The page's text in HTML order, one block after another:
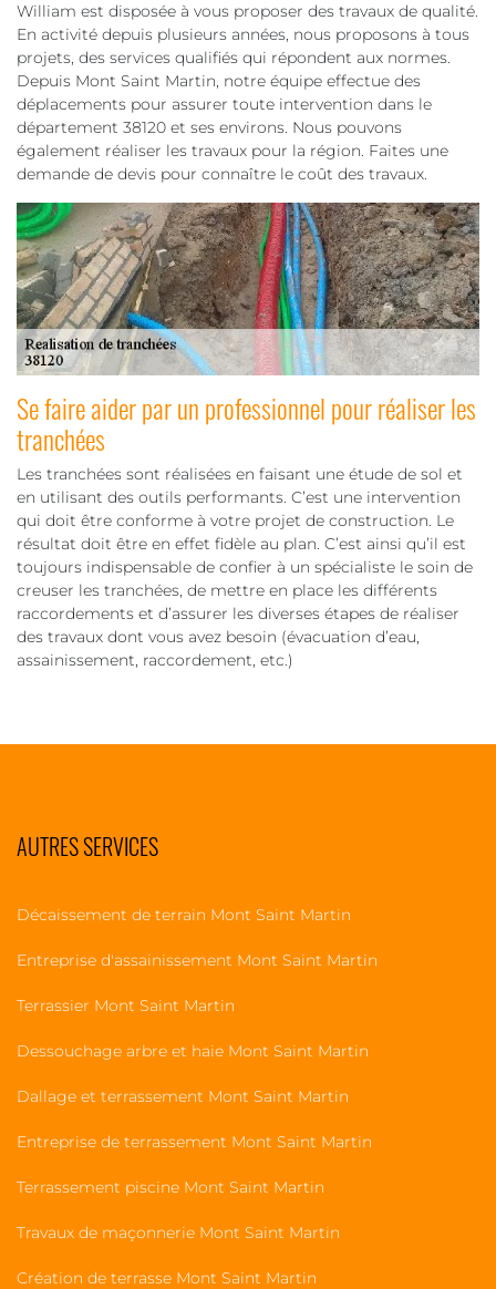
William est disposée à vous proposer des travaux de qualité.
En activité depuis plusieurs années, nous proposons à tous
projets, des services qualifiés qui répondent aux normes.
Depuis Mont Saint Martin, notre équipe effectue des
déplacements pour assurer toute intervention dans le
département 38120 et ses environs. Nous pouvons
également réaliser les travaux pour la région. Faites une
demande de devis pour connaître le coût des travaux.
Se faire aider par un professionnel pour réaliser les
tranchées
Les tranchées sont réalisées en faisant une étude de sol et
en utilisant des outils performants. C’est une intervention
qui doit être conforme à votre projet de construction. Le
résultat doit être en effet fidèle au plan. C’est ainsi qu’il est
toujours indispensable de confier à un spécialiste le soin de
creuser les tranchées, de mettre en place les différents
raccordements et d’assurer les diverses étapes de réaliser
des travaux dont vous avez besoin (évacuation d’eau,
assainissement, raccordement, etc.)
AUTRES SERVICES
Décaissement de terrain Mont Saint Martin
Entreprise d'assainissement Mont Saint Martin
Terrassier Mont Saint Martin
Dessouchage arbre et haie Mont Saint Martin
Dallage et terrassement Mont Saint Martin
Entreprise de terrassement Mont Saint Martin
Terrassement piscine Mont Saint Martin
Travaux de maçonnerie Mont Saint Martin
Création de terrasse Mont Saint Martin